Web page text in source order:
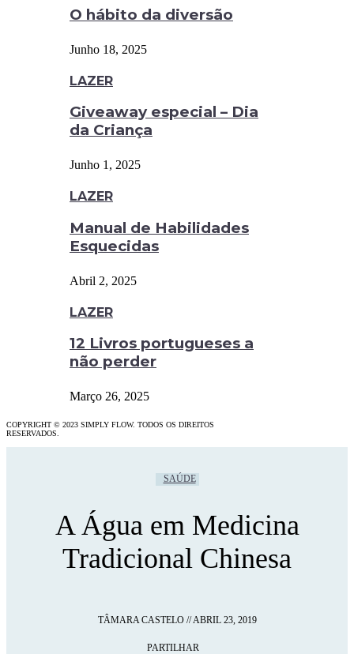
O hábito da diversão
Junho 18, 2025
LAZER
Giveaway especial – Dia
da Criança
Junho 1, 2025
LAZER
Manual de Habilidades
Esquecidas
Abril 2, 2025
LAZER
12 Livros portugueses a
não perder
Março 26, 2025
COPYRIGHT © 2023 SIMPLY FLOW. TODOS OS DIREITOS
RESERVADOS.
SAÚDE
A Água em Medicina
Tradicional Chinesa
TÂMARA CASTELO//ABRIL 23, 2019
PARTILHAR